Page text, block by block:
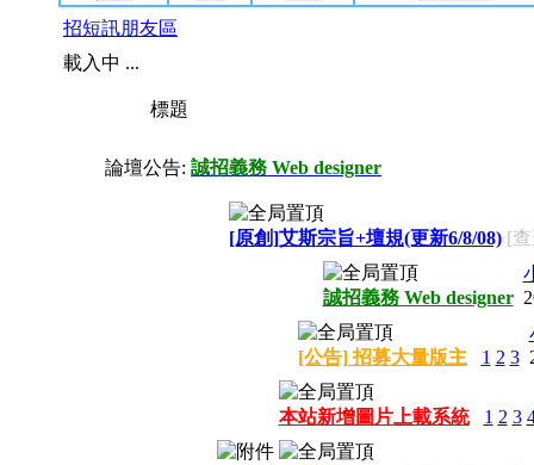
招短訊朋友區
載入中 ...
標題
論壇公告: 誠招義務 Web designer
[原創]艾斯宗旨+壇規(更新6/8/08) [
誠招義務 Web designer
[公告] 招募大量版主 1 2 3
本站新增圖片上載系統 1 2 3